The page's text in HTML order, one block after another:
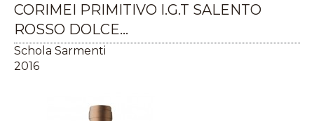
CORIMEI PRIMITIVO I.G.T SALENTO
ROSSO DOLCE...
Schola Sarmenti
2016